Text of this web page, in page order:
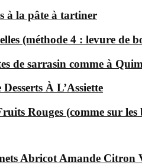
à la pâte à tartiner
(méthode 4 : levure de
de sarrasin comme à
À L’Assiette
Rouges (comme sur
Abricot Amande Citron